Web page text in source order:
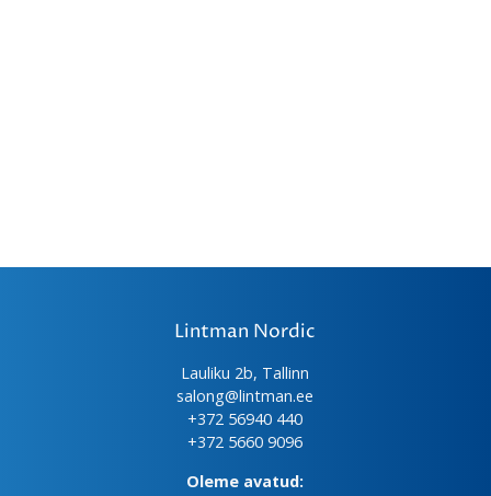
Lintman Nordic
Lauliku 2b, Tallinn
salong@lintman.ee
+372 56940 440
+372 5660 9096
Oleme avatud: